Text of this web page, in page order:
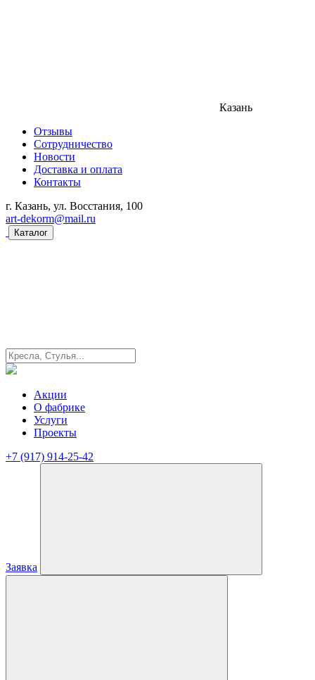
Казань
Отзывы
Сотрудничество
Новости
Доставка и оплата
Контакты
г. Казань, ул. Восстания, 100
art-dekorm@mail.ru
Каталог
Акции
О фабрике
Услуги
Проекты
+7 (917) 914-25-42
Заявка